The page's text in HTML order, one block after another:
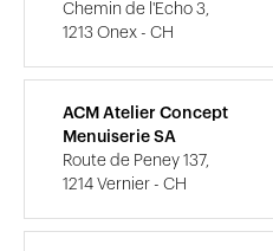
Chemin de l'Echo 3,
1213 Onex - CH
ACM Atelier Concept
Menuiserie SA
Route de Peney 137,
1214 Vernier - CH